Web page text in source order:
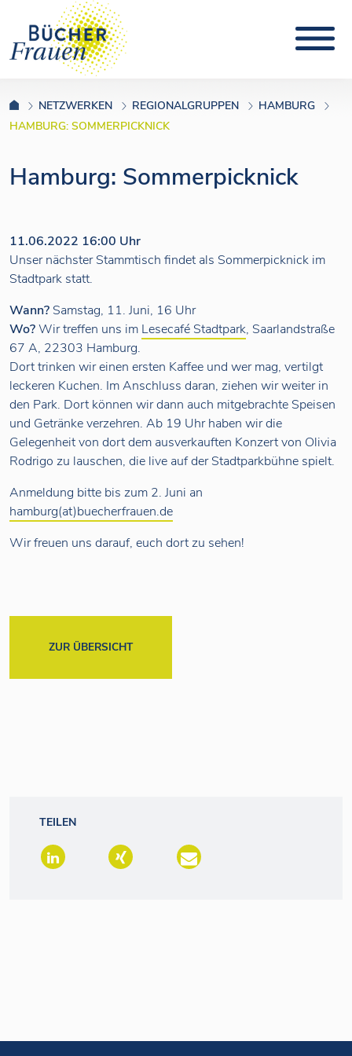
NETZWERKEN REGIONALGRUPPEN
HAMBURG
HAMBURG: SOMMERPICKNICK
Hamburg: Sommerpicknick
11.06.2022 16:00 Uhr
Unser nächster Stammtisch findet als Sommerpicknick im
Stadtpark statt.
Wann? Samstag, 11. Juni, 16 Uhr
Wo?Wir treffen uns im Lesecafé Stadtpark, Saarlandstraße
67 A, 22303 Hamburg.
Dort trinken wir einen ersten Kaffee und wer mag, vertilgt
leckeren Kuchen. Im Anschluss daran, ziehen wir weiter in
den Park. Dort können wir dann auch mitgebrachte Speisen
und Getränke verzehren. Ab 19 Uhr haben wir die
Gelegenheit von dort dem ausverkauften Konzert von Olivia
Rodrigo zu lauschen, die live auf der Stadtparkbühne spielt.
Anmeldung bitte bis zum 2. Juni an
hamburg(at)buecherfrauen.de
Wir freuen uns darauf, euch dort zu sehen!
ZUR ÜBERSICHT
TEILEN